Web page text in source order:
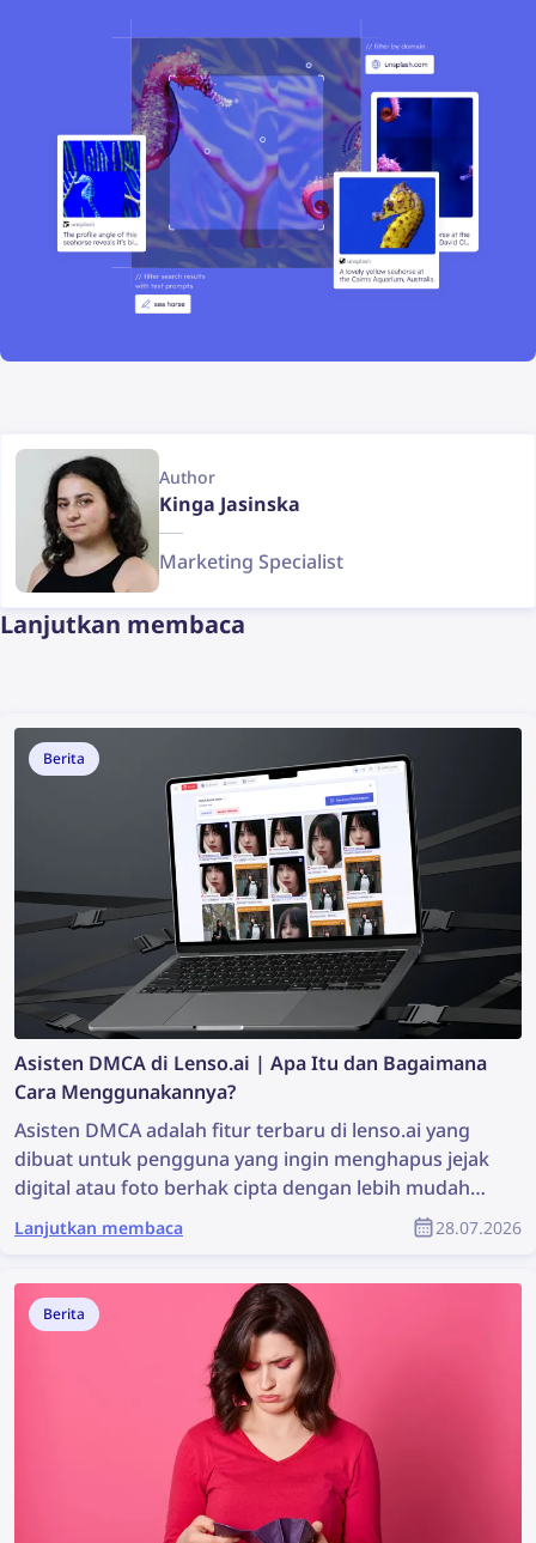
Author
Kinga Jasinska
Marketing Specialist
Lanjutkan membaca
Berita
Asisten DMCA di Lenso.ai | Apa Itu dan Bagaimana
Cara Menggunakannya?
Asisten DMCA adalah fitur terbaru di lenso.ai yang
dibuat untuk pengguna yang ingin menghapus jejak
digital atau foto berhak cipta dengan lebih mudah
dan cepat. Alat ini menghasilkan email siap salin dan
tempel yang dapat digunakan untuk meminta
ditemukan. Baca terus untuk mengetahui
bagaimana Anda dapat menghapus konten gambar
dari situs web mana pun dengan bantuan Asisten
Lanjutkan membaca 28.07.2026
Berita